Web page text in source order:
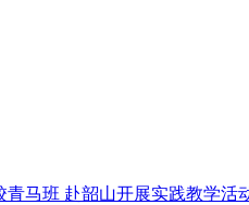
马班 赴韶山开展实践教学活